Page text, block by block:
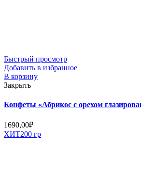
Быстрый просмотр
Добавить в избранное
В корзину
Закрыть
Конфеты «Абрикос с орехом
1690,00₽
ХИТ200 гр